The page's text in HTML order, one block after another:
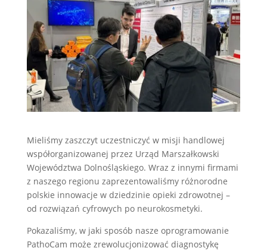
Mieliśmy zaszczyt uczestniczyć w misji handlowej
współorganizowanej przez Urząd Marszałkowski
Województwa Dolnośląskiego. Wraz z innymi firmami
z naszego regionu zaprezentowaliśmy różnorodne
polskie innowacje w dziedzinie opieki zdrowotnej –
od rozwiązań cyfrowych po neurokosmetyki.
Pokazaliśmy, w jaki sposób nasze oprogramowanie
PathoCam może zrewolucjonizować diagnostykę